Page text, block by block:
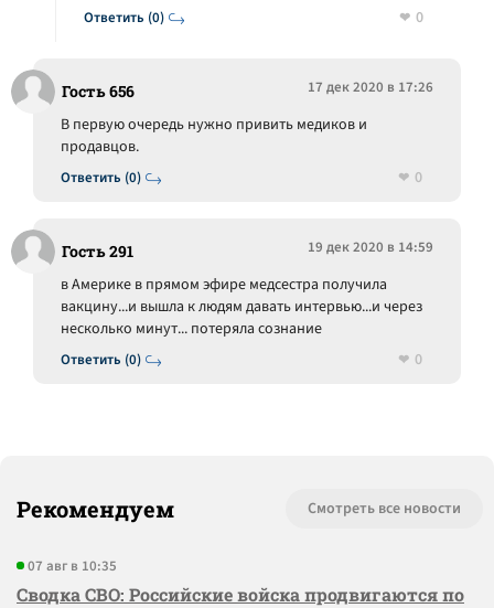
Ответить (0)
0
Гость 656 17 дек 2020 в 17:26
Ответить (0)
В первую очередь нужно привить медиков и
продавцов.
0
Гость 291 19 дек 2020 в 14:59
Ответить (0)
в Америке в прямом эфире медсестра получила
вакцину...и вышла к людям давать интервью...и через
несколько минут... потеряла сознание
0
Рекомендуем Смотреть все новости
07 авг в 10:35
Сводка СВО: Российские войска продвигаются по